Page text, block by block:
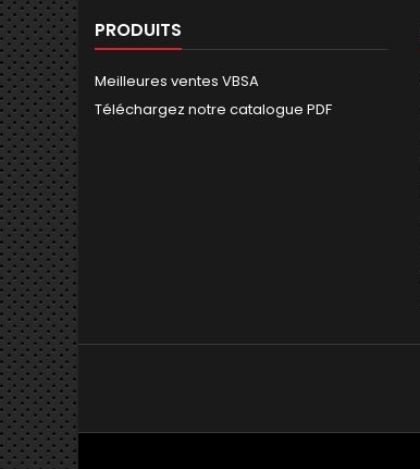
PRODUITS
Meilleures ventes VBSA
Téléchargez notre catalogue PDF